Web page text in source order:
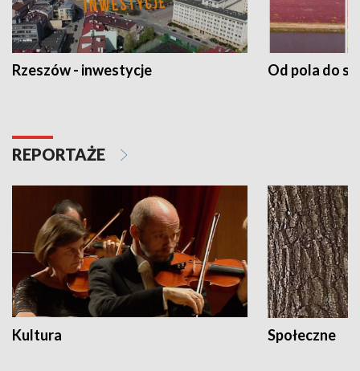
Rzeszów - inwestycje Od pola do
REPORTAŻE
Kultura Społeczne